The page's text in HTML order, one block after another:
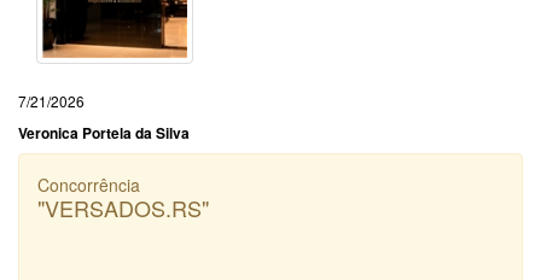
7/21/2026
Veronica Portela da Silva
Concorrência
"VERSADOS.RS"